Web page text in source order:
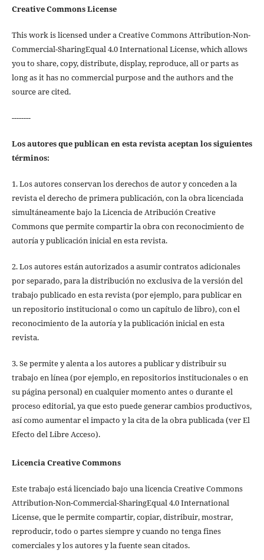
Creative Commons License
This work is licensed under a Creative Commons Attribution-Non-
Commercial-SharingEqual 4.0 International License, which allows
you to share, copy, distribute, display, reproduce, all or parts as
long as it has no commercial purpose and the authors and the
source are cited.
--------
Los autores que publican en esta revista aceptan los siguientes
términos:
1. Los autores conservan los derechos de autor y conceden a la
revista el derecho de primera publicación, con la obra licenciada
simultáneamente bajo la Licencia de Atribución Creative
Commons que permite compartir la obra con reconocimiento de
autoría y publicación inicial en esta revista.
2. Los autores están autorizados a asumir contratos adicionales
por separado, para la distribución no exclusiva de la versión del
trabajo publicado en esta revista (por ejemplo, para publicar en
un repositorio institucional o como un capítulo de libro), con el
reconocimiento de la autoría y la publicación inicial en esta
revista.
3. Se permite y alenta a los autores a publicar y distribuir su
trabajo en línea (por ejemplo, en repositorios institucionales o en
su página personal) en cualquier momento antes o durante el
proceso editorial, ya que esto puede generar cambios productivos,
así como aumentar el impacto y la cita de la obra publicada (ver El
Efecto del Libre Acceso).
Licencia Creative Commons
Este trabajo está licenciado bajo una licencia Creative Commons
Attribution-Non-Commercial-SharingEqual 4.0 International
License, que le permite compartir, copiar, distribuir, mostrar,
reproducir, todo o partes siempre y cuando no tenga fines
comerciales y los autores y la fuente sean citados.